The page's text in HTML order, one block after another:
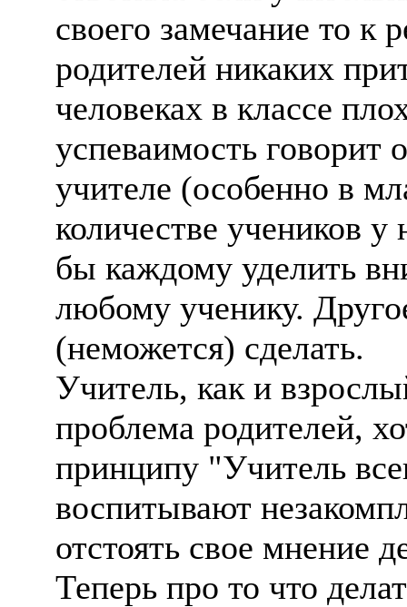
своего замечание то к
родителей никаких
человеках в классе
успеваимость говорит
учителе (особенно в
количестве учеников
бы каждому уделить
любому ученику.
(неможется) сделать.
Учитель, как и
проблема родителей,
принципу "Учитель
воспитывают
отстоять свое мнение
Теперь про то что